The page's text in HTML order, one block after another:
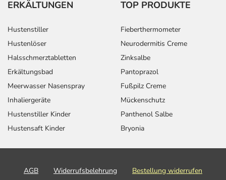
ERKÄLTUNGEN
Hustenstiller
Hustenlöser
Halsschmerztabletten
Erkältungsbad
Meerwasser Nasenspray
Inhaliergeräte
Hustenstiller Kinder
Hustensaft Kinder
TOP PRODUKTE
Fieberthermometer
Neurodermitis Creme
Zinksalbe
Pantoprazol
Fußpilz Creme
Mückenschutz
Panthenol Salbe
Bryonia
AGB Widerrufsbelehrung
Bestellung widerrufen